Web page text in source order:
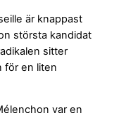
är knappast
största kandidat
sitter
för en liten
var en